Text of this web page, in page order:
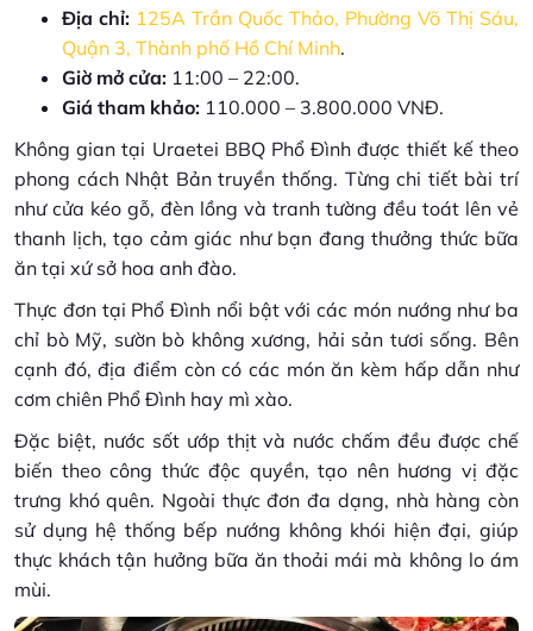
Địa chỉ: 125A Trần Quốc Thảo, Phường Võ Thị Sáu,
Quận 3, Thành phố Hồ Chí Minh.
Giờ mở cửa: 11:00 – 22:00.
Giá tham khảo: 110.000 – 3.800.000 VNĐ.
Không gian tại Uraetei BBQ Phổ Đình được thiết kế theo
phong cách Nhật Bản truyền thống. Từng chi tiết bài trí
như cửa kéo gỗ, đèn lồng và tranh tường đều toát lên vẻ
thanh lịch, tạo cảm giác như bạn đang thưởng thức bữa
ăn tại xứ sở hoa anh đào.
Thực đơn tại Phổ Đình nổi bật với các món nướng như ba
chỉ bò Mỹ, sườn bò không xương, hải sản tươi sống. Bên
cạnh đó, địa điểm còn có các món ăn kèm hấp dẫn như
cơm chiên Phổ Đình hay mì xào.
Đặc biệt, nước sốt ướp thịt và nước chấm đều được chế
biến theo công thức độc quyền, tạo nên hương vị đặc
trưng khó quên. Ngoài thực đơn đa dạng, nhà hàng còn
sử dụng hệ thống bếp nướng không khói hiện đại, giúp
thực khách tận hưởng bữa ăn thoải mái mà không lo ám
mùi.